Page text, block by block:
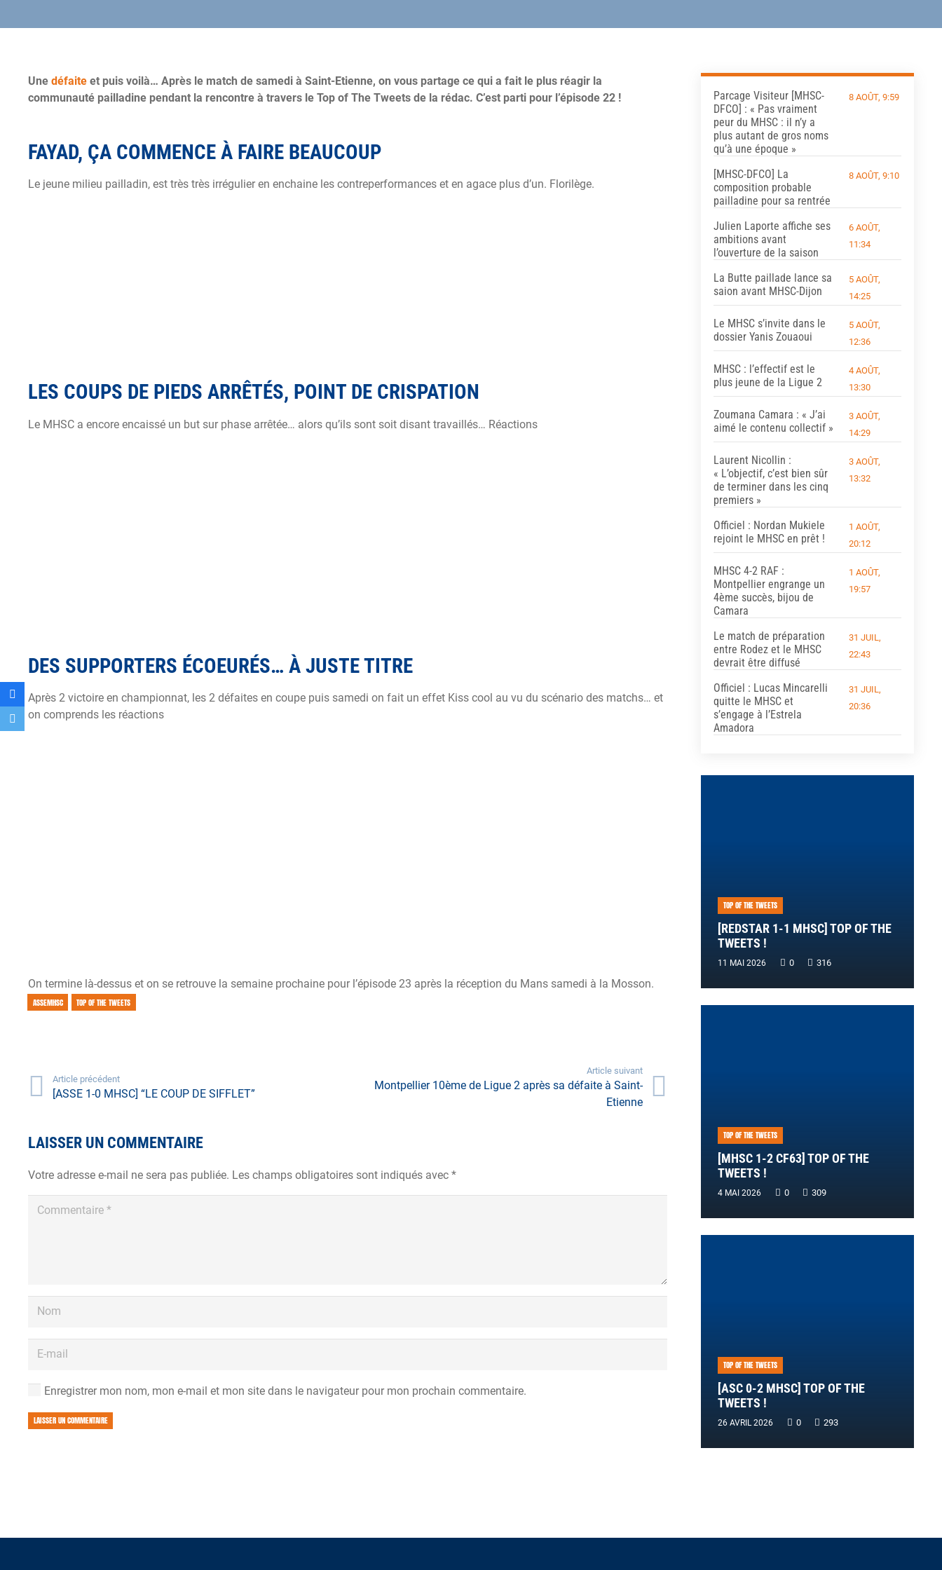
Une défaite et puis voilà… Après le match de samedi à Saint-Etienne, on vous partage ce qui a fait le plus réagir la
communauté pailladine pendant la rencontre à travers le Top of The Tweets de la rédac. C’est parti pour l’épisode 22 !
FAYAD, ÇA COMMENCE À FAIRE BEAUCOUP
Le jeune milieu pailladin, est très très irrégulier en enchaine les contreperformances et en agace plus d’un. Florilège.
LES COUPS DE PIEDS ARRÊTÉS, POINT DE CRISPATION
Le MHSC a encore encaissé un but sur phase arrêtée… alors qu’ils sont soit disant travaillés… Réactions
DES SUPPORTERS ÉCOEURÉS… À JUSTE TITRE
Après 2 victoire en championnat, les 2 défaites en coupe puis samedi on fait un effet Kiss cool au vu du scénario des matchs… et
on comprends les réactions
On termine là-dessus et on se retrouve la semaine prochaine pour l’épisode 23 après la réception du Mans samedi à la Mosson.
ASSEMHSC TOP OF THE TWEETS
Article précédent
[ASSE 1-0 MHSC] “LE COUP DE SIFFLET”
Article suivant
Montpellier 10ème de Ligue 2 après sa défaite à Saint-
Etienne
LAISSER UN COMMENTAIRE
Votre adresse e-mail ne sera pas publiée. Les champs obligatoires sont indiqués avec *
Enregistrer mon nom, mon e-mail et mon site dans le navigateur pour mon prochain commentaire.
LAISSER UN COMMENTAIRE
Parcage Visiteur [MHSC-
DFCO] : « Pas vraiment
peur du MHSC : il n’y a
plus autant de gros noms
qu’à une époque »
8 AOÛT, 9:59
[MHSC-DFCO] La
composition probable
pailladine pour sa rentrée
8 AOÛT, 9:10
Julien Laporte affiche ses
ambitions avant
l’ouverture de la saison
6 AOÛT,
11:34
La Butte paillade lance sa
saion avant MHSC-Dijon
5 AOÛT,
14:25
Le MHSC s’invite dans le
dossier Yanis Zouaoui
5 AOÛT,
12:36
MHSC : l’effectif est le
plus jeune de la Ligue 2
4 AOÛT,
13:30
Zoumana Camara : « J’ai
aimé le contenu collectif »
3 AOÛT,
14:29
Laurent Nicollin :
« L’objectif, c’est bien sûr
de terminer dans les cinq
premiers »
3 AOÛT,
13:32
Officiel : Nordan Mukiele
rejoint le MHSC en prêt !
1 AOÛT,
20:12
MHSC 4-2 RAF :
Montpellier engrange un
4ème succès, bijou de
Camara
1 AOÛT,
19:57
Le match de préparation
entre Rodez et le MHSC
devrait être diffusé
31 JUIL,
22:43
Officiel : Lucas Mincarelli
quitte le MHSC et
s’engage à l’Estrela
Amadora
31 JUIL,
20:36
TOP OF THE TWEETS
[REDSTAR 1-1 MHSC] TOP OF THE
TWEETS !
11 MAI 2026 0 316
TOP OF THE TWEETS
[MHSC 1-2 CF63] TOP OF THE
TWEETS !
4 MAI 2026 0 309
TOP OF THE TWEETS
[ASC 0-2 MHSC] TOP OF THE
TWEETS !
26 AVRIL 2026 0 293